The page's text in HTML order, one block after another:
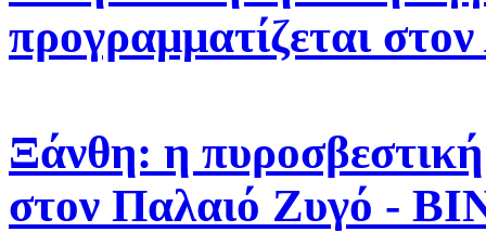
προγραμματίζεται
Ξάνθη: η
στον Παλαιό Ζυγό -